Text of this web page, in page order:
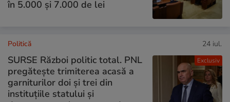
în 5.000 și 7.000 de lei
Exclusiv
Politică 24 iul.
SURSE Război politic total. PNL
pregătește trimiterea acasă a
garniturilor doi și trei din
instituțiile statului și